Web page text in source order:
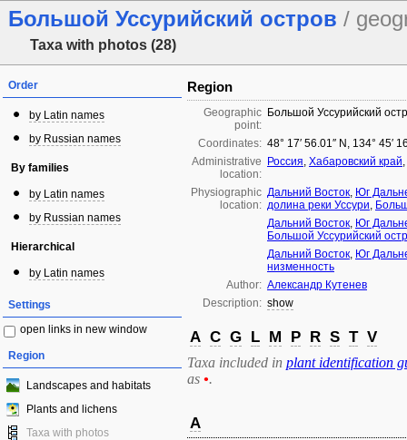
Большой Уссурийский остров /
Taxa with photos (28)
Order
by Latin names
by Russian names
By families
by Latin names
by Russian names
Hierarchical
by Latin names
Settings
open links in new window
Region
Landscapes and habitats
Plants and lichens
Taxa with photos
Region
Geographic
point:
Большой Уссурийский
Coordinates: 48° 17′ 56.01″ N, 134° 45′
Administrative
location:
Россия, Хабаровский край,
Physiographic
location:
Дальний Восток, Юг
долина реки Уссури,
Дальний Восток, Юг
Большой Уссурийский
Дальний Восток, Юг
низменность
Author: Александр Кутенев
Description: show
A C G L M P R S T V
Taxa included in plant identification
as •.
A